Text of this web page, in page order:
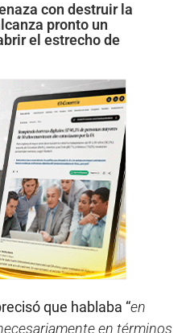
con destruir la
pronto un
el estrecho de
que hablaba “en
en términos